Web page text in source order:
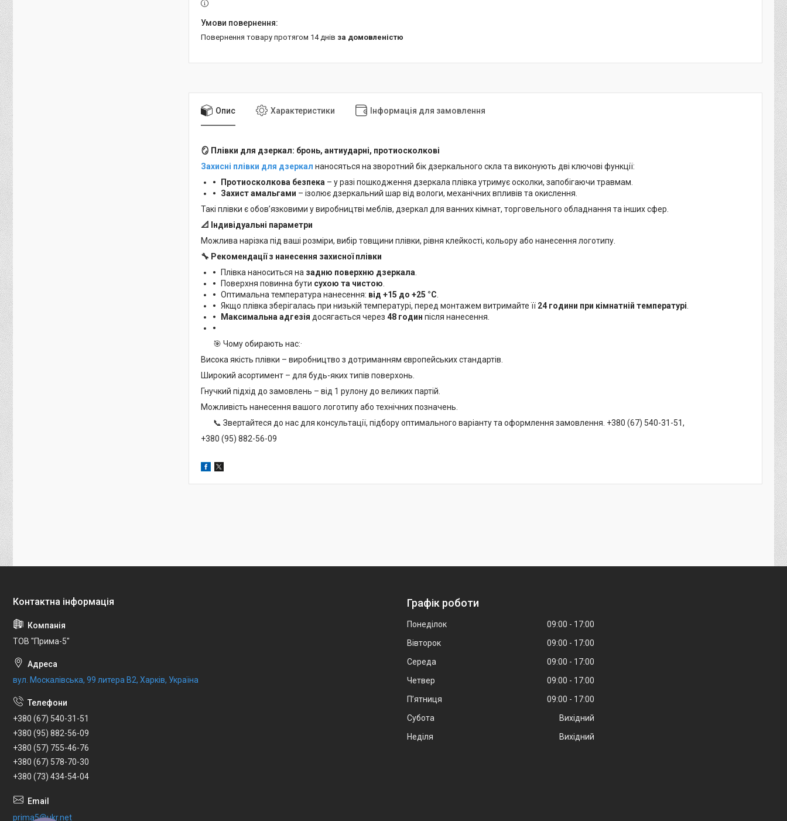
повернення товару протягом 14 днів за домовленістю
Опис Характеристики Інформація для замовлення
🪞 Плівки для дзеркал: бронь, антиударні, протиосколкові
Захисні плівки для дзеркал наносяться на зворотний бік дзеркального скла та виконують дві ключові функції:
Протиосколкова безпека – у разі пошкодження дзеркала плівка утримує осколки, запобігаючи травмам.
Захист амальгами – ізолює дзеркальний шар від вологи, механічних впливів та окислення.
Такі плівки є обов’язковими у виробництві меблів, дзеркал для ванних кімнат, торговельного обладнання та інших сфер.
📐
Індивідуальні параметри
Можлива нарізка під ваші розміри, вибір товщини плівки, рівня клейкості, кольору або нанесення логотипу.
🔧 Рекомендації з нанесення захисної плівки
Плівка наноситься на задню поверхню дзеркала
Поверхня повинна бути сухою та чистою
Оптимальна температура нанесення: від +15 до +25 °С
Якщо плівка зберігалась при низькій температурі, перед монтажем витримайте її 24 години при кімнатній температурі
Максимальна адгезія досягається через 48 годин після нанесення.
🎯 Чому обирають нас:·
Висока якість плівки – виробництво з дотриманням європейських стандартів.
Широкий асортимент – для будь-яких типів поверхонь.
Гнучкий підхід до замовлень – від 1 рулону до великих партій.
Можливість нанесення вашого логотипу або технічних позначень.
📞 Звертайтеся до нас для консультації, підбору оптимального варіанту та оформлення замовлення. +380 (67) 540-31-51,
+380 (95) 882-56-09
ТОВ "Прима-5"
вул. Москалівська, 99 литера В2, Харків, Україна
+380 (67) 540-31-51
+380 (95) 882-56-09
+380 (57) 755-46-76
+380 (67) 578-70-30
+380 (73) 434-54-04
prima5@ukr.net
Графік роботи
Понеділок 09:00
17:00
Вівторок
09:00
17:00
Середа
09:00
17:00
Четвер
09:00
17:00
Пʼятниця
09:00
17:00
Субота
Вихідний
Неділя
Вихідний